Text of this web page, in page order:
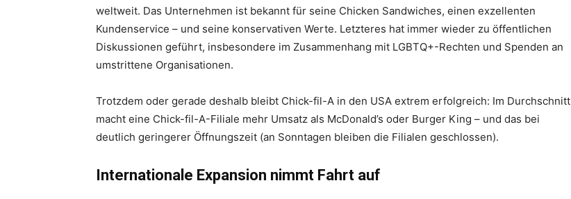
weltweit. Das Unternehmen ist bekannt für seine Chicken Sandwiches, einen exzellenten
Kundenservice – und seine konservativen Werte. Letzteres hat immer wieder zu öffentlichen
Diskussionen geführt, insbesondere im Zusammenhang mit LGBTQ+-Rechten und Spenden an
umstrittene Organisationen.
Trotzdem oder gerade deshalb bleibt Chick-fil-A in den USA extrem erfolgreich: Im Durchschnitt
macht eine Chick-fil-A-Filiale mehr Umsatz als McDonald’s oder Burger King – und das bei
deutlich geringerer Öffnungszeit (an Sonntagen bleiben die Filialen geschlossen).
Internationale Expansion nimmt Fahrt auf